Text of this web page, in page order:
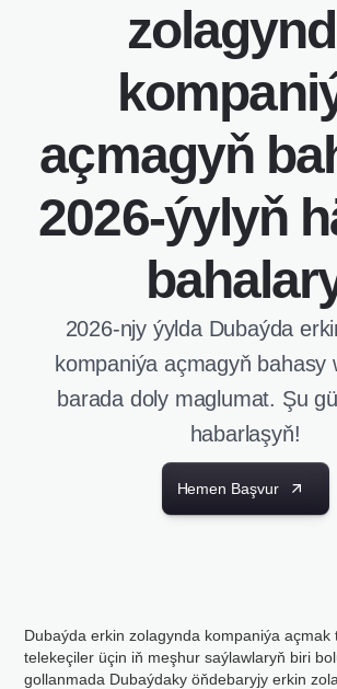
açmagyň
2026-ýylyň
2026-njy ýylda Dubaýda
kompaniýa açmagyň bahasy
barada doly maglumat. Şu
habarlaşyň!
Hemen Başvur
Dubaýda erkin zolagynda kompaniýa açmak
telekeçiler üçin iň meşhur saýlawlaryň biri
gollanmada Dubaýdaky öňdebaryjy erkin